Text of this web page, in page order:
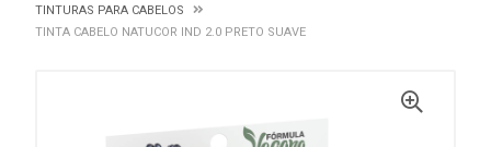
TINTURAS PARA CABELOS
TINTA CABELO NATUCOR IND 2.0 PRETO SUAVE